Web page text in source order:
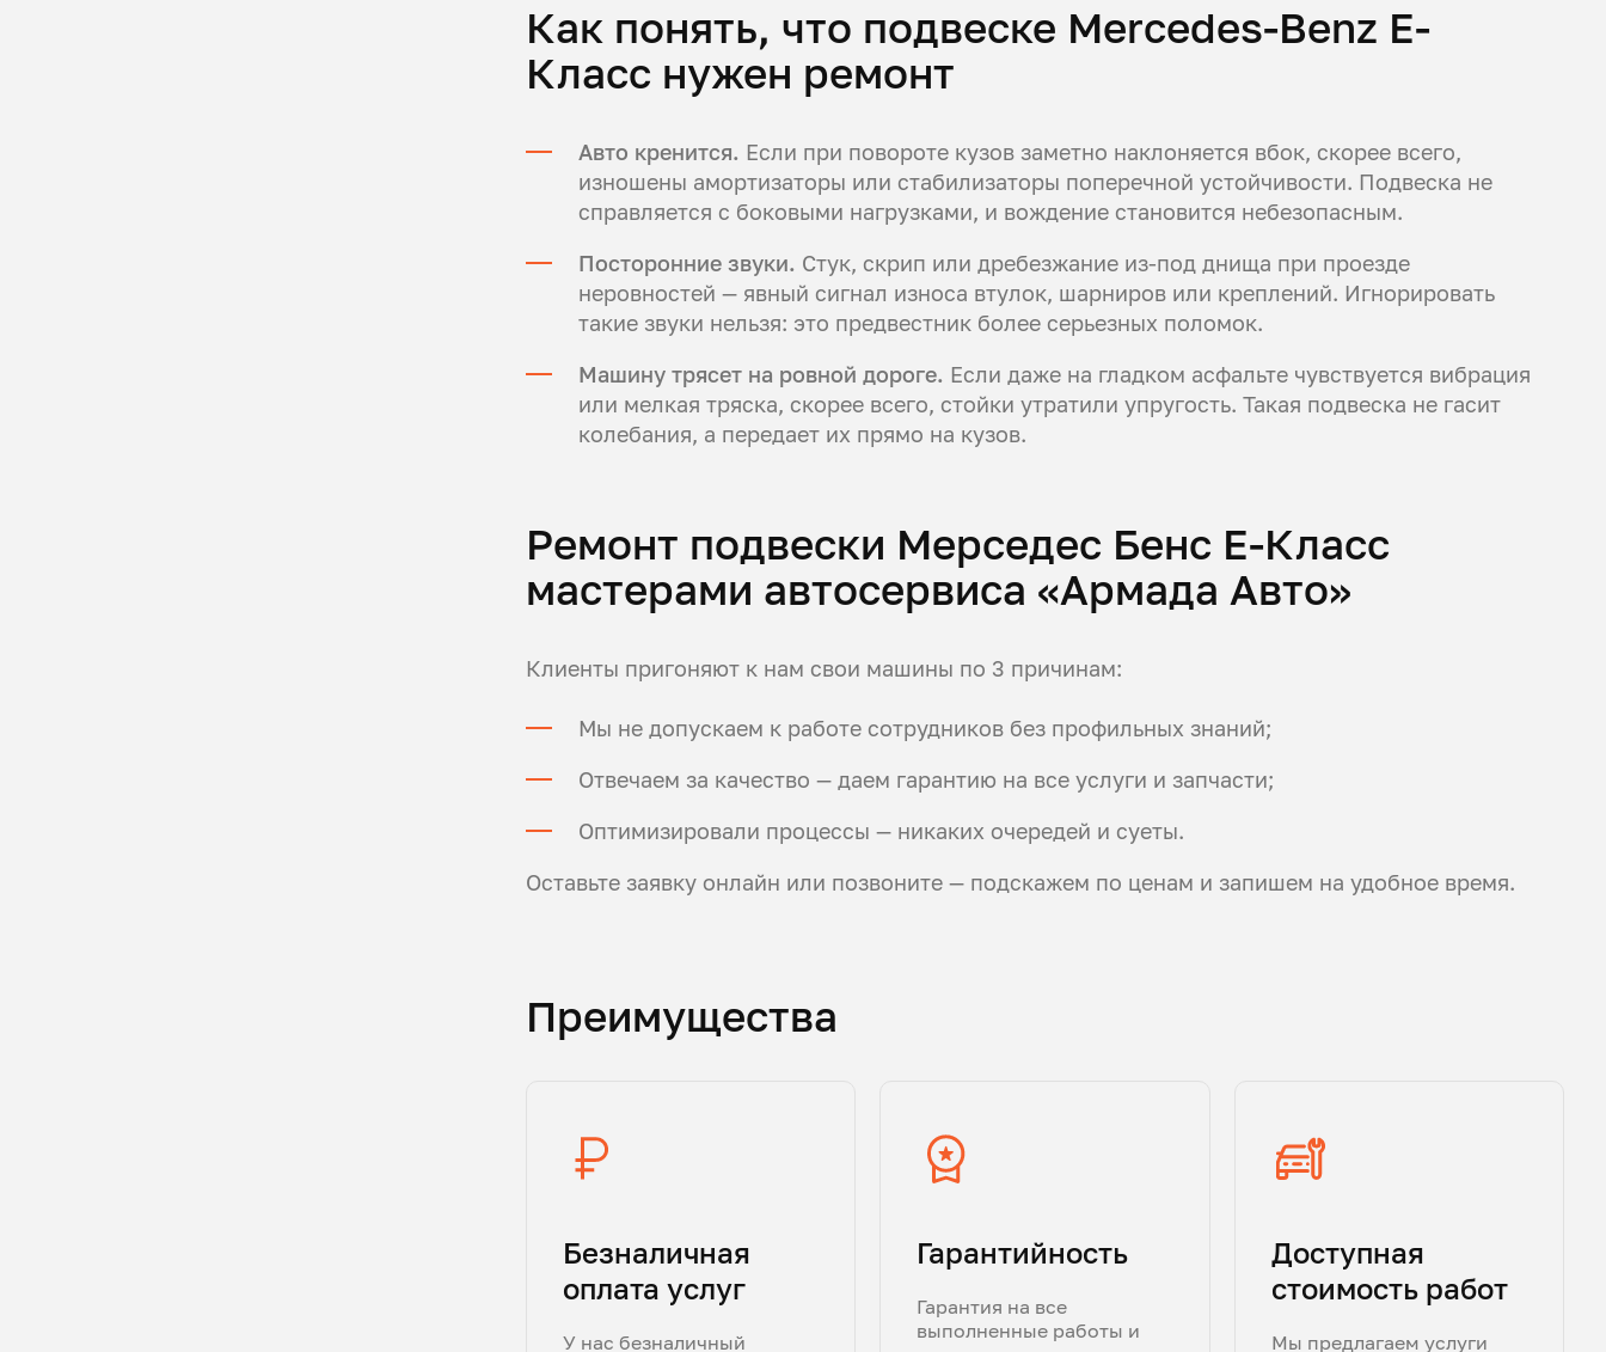
Как понять, что подвеске Mercedes-Benz E-
Класс нужен ремонт
Авто кренится. Если при повороте кузов заметно наклоняется вбок, скорее всего,
изношены амортизаторы или стабилизаторы поперечной устойчивости. Подвеска не
справляется с боковыми нагрузками, и вождение становится небезопасным.
Посторонние звуки. Стук, скрип или дребезжание из-под днища при проезде
неровностей — явный сигнал износа втулок, шарниров или креплений. Игнорировать
такие звуки нельзя: это предвестник более серьезных поломок.
Машину трясет на ровной дороге. Если даже на гладком асфальте чувствуется вибрация
или мелкая тряска, скорее всего, стойки утратили упругость. Такая подвеска не гасит
колебания, а передает их прямо на кузов.
Ремонт подвески Мерседес Бенс E-Класс
мастерами автосервиса «Армада Авто»
Клиенты пригоняют к нам свои машины по 3 причинам:
Мы не допускаем к работе сотрудников без профильных знаний;
Отвечаем за качество — даем гарантию на все услуги и запчасти;
Оптимизировали процессы — никаких очередей и суеты.
Оставьте заявку онлайн или позвоните — подскажем по ценам и запишем на удобное время.
Преимущества
Безналичная
оплата услуг
У нас безналичный
Гарантийность
Гарантия на все
выполненные работы и
Доступная
стоимость работ
Мы предлагаем услуги